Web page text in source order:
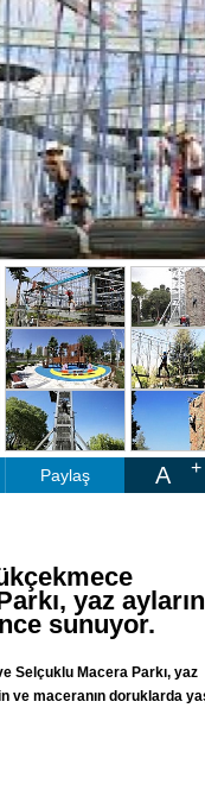
Paylaş A
yaz
sunuyor.
Selçuklu Macera Parkı, yaz
maceranın doruklarda